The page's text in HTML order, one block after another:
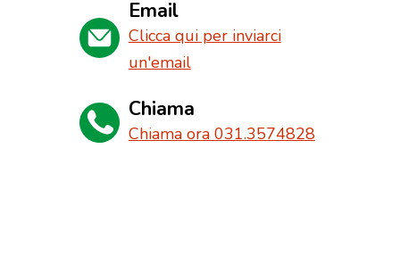
Email
Clicca qui per inviarci
un'email
Chiama
Chiama ora 031.3574828